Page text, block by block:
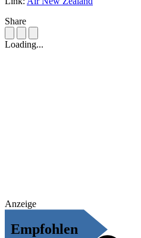
Share
Loading...
Anzeige
Empfohlen